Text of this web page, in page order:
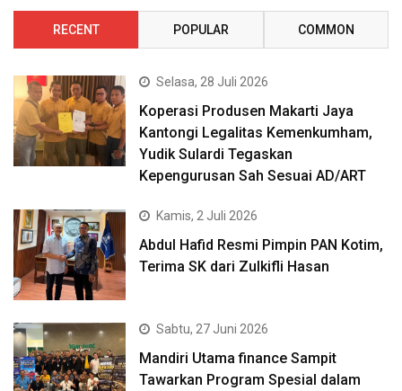
RECENT POPULAR COMMON
Selasa, 28 Juli 2026
Koperasi Produsen Makarti Jaya
Kantongi Legalitas Kemenkumham,
Yudik Sulardi Tegaskan
Kepengurusan Sah Sesuai AD/ART
Kamis, 2 Juli 2026
Abdul Hafid Resmi Pimpin PAN Kotim,
Terima SK dari Zulkifli Hasan
Sabtu, 27 Juni 2026
Mandiri Utama finance Sampit
Tawarkan Program Spesial dalam